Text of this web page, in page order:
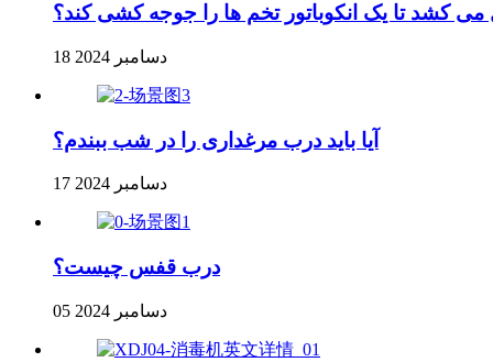
کشد تا یک انکوباتور تخم ها را جوجه کشی کند؟
18 دسامبر 2024
آیا باید درب مرغداری را در شب ببندم؟
17 دسامبر 2024
درب قفس چیست؟
05 دسامبر 2024